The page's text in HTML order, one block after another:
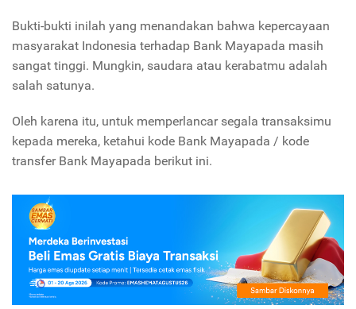
Bukti-bukti inilah yang menandakan bahwa kepercayaan
masyarakat Indonesia terhadap Bank Mayapada masih
sangat tinggi. Mungkin, saudara atau kerabatmu adalah
salah satunya.
Oleh karena itu, untuk memperlancar segala transaksimu
kepada mereka, ketahui kode Bank Mayapada / kode
transfer Bank Mayapada berikut ini.